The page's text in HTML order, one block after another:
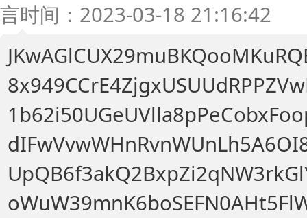
言时间：2023-03-18 21:16:42